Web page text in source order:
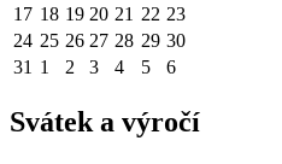
17 18 19 20 21 22 23
24 25 26 27 28 29 30
31 1 2 3 4 5 6
Svátek a výročí